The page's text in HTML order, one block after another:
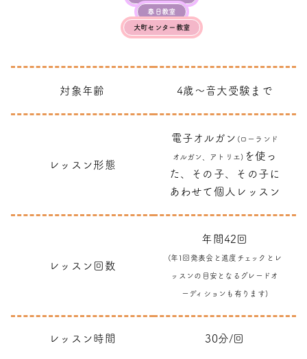
春日教室
大町センター教室
対象年齢 4歳～音大受験まで
レッスン形態
電子オルガン (ローランド
オルガン、アトリエ) を使っ
た、その子、その子に
あわせて個人レッスン
レッスン回数
年間42回
(年1回発表会と進度チェックとレ
ッスンの目安となるグレードオ
ーディションも有ります)
レッスン時間 30分/回